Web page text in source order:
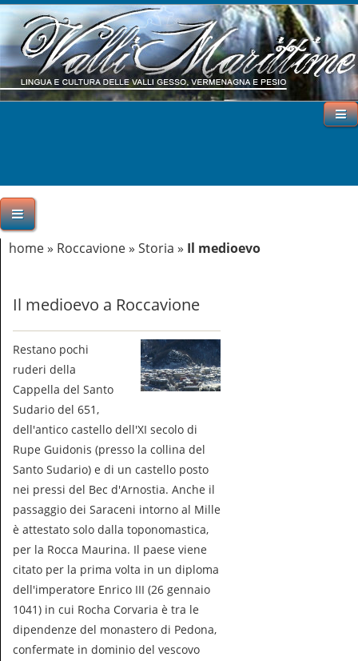
home» Roccavione» Storia » Il medioevo
Il medioevo a Roccavione
Restano pochi
ruderi della
Cappella del Santo
Sudario del 651,
dell'antico castello dell'XI secolo di
Rupe Guidonis (presso la collina del
Santo Sudario) e di un castello posto
nei pressi del Bec d'Arnostia. Anche il
passaggio dei Saraceni intorno al Mille
è attestato solo dalla toponomastica,
per la Rocca Maurina. Il paese viene
citato per la prima volta in un diploma
dell'imperatore Enrico III (26 gennaio
1041) in cui Rocha Corvaria è tra le
dipendenze del monastero di Pedona,
confermate in dominio del vescovo